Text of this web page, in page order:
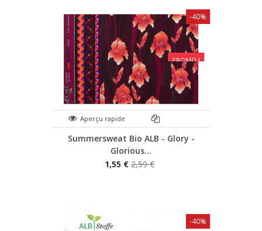
PROMO !
Aperçu rapide
Summersweat Bio ALB - Glory -
Glorious...
1,55 € 2,59 €
-40%
-40%